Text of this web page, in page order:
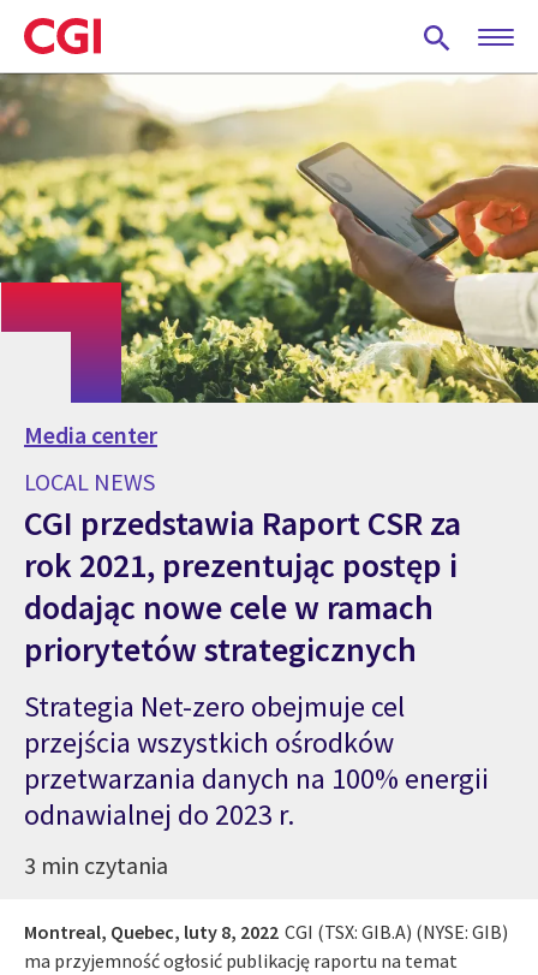
Skip
to
main
content
Media center
LOCAL NEWS
CGI przedstawia Raport CSR za
rok 2021, prezentując postęp i
dodając nowe cele w ramach
priorytetów strategicznych
Strategia Net-zero obejmuje cel
przejścia wszystkich ośrodków
przetwarzania danych na 100% energii
odnawialnej do 2023 r.
3 min czytania
Montreal, Quebec, luty 8, 2022 CGI (TSX: GIB.A) (NYSE: GIB)
ma przyjemność ogłosić publikację raportu na temat